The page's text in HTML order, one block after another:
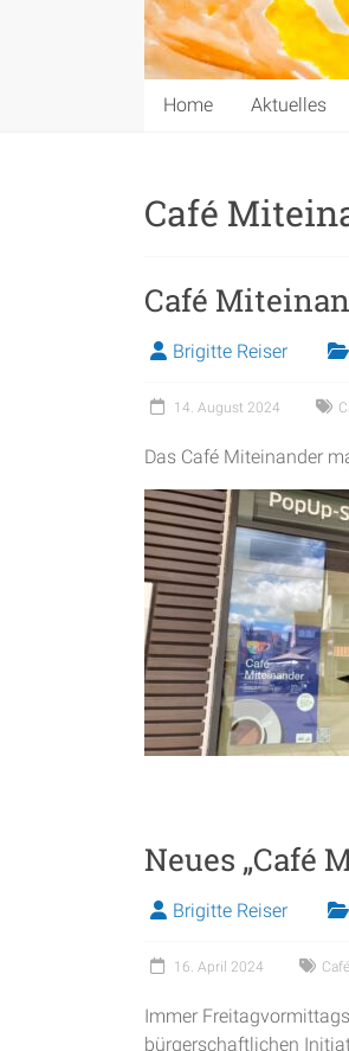
Home Aktuelles
Café
Café
Brigitte Reiser
14. August 2024
Das Café Miteinander
Neues „Café
Brigitte Reiser
16. April 2024
Immer
bürgerschaftlichen